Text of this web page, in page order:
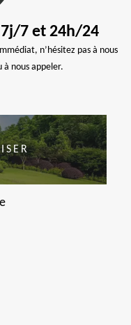
7j/7 et 24h/24
n’hésitez pas à nous
nous appeler.